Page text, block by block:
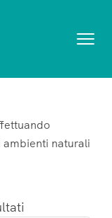
ambienti naturali